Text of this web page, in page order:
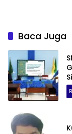
Baca Juga